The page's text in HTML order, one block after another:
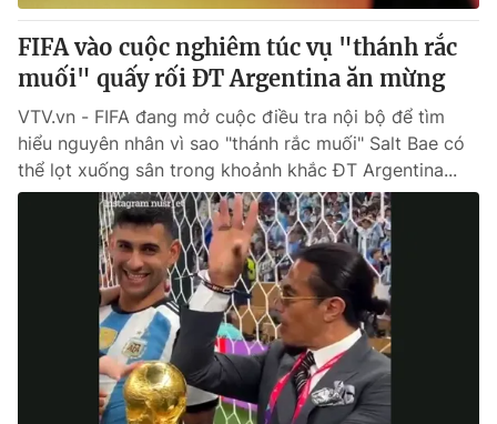
Phó Tổng Biên tập:Nguyễn Thị Mỹ Hạnh, Phạm Quốc Thắng,
Nguyễn Trọng Ninh
Tổng đài VTV:024.38 355 931 - 024.38 355 932
024.66 897 897
Email:toasoan@vtv.vn
Liên hệ quảng cáo:024-7300.7108
FIFA vào cuộc nghiêm túc vụ "thánh rắc
muối" quấy rối ĐT Argentina ăn mừng
VTV.vn - FIFA đang mở cuộc điều tra nội bộ để tìm
hiểu nguyên nhân vì sao "thánh rắc muối" Salt Bae có
thể lọt xuống sân trong khoảnh khắc ĐT Argentina...